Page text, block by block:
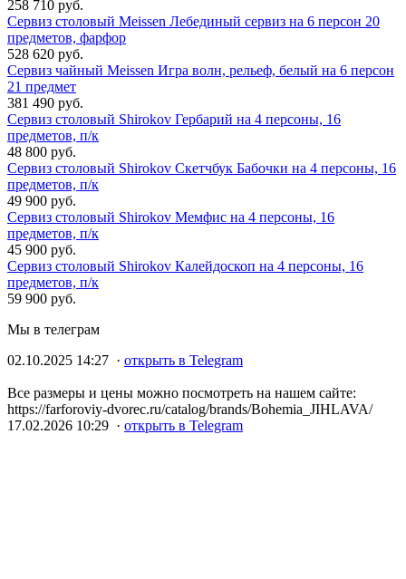
258 710 руб.
Сервиз столовый Meissen Лебединый сервиз на 6 персон 20
предметов, фарфор
528 620 руб.
Сервиз чайный Meissen Игра волн, рельеф, белый на 6 персон
21 предмет
381 490 руб.
Сервиз столовый Shirokov Гербарий на 4 персоны, 16
предметов, п/к
48 800 руб.
Сервиз столовый Shirokov Скетчбук Бабочки на 4 персоны, 16
предметов, п/к
49 900 руб.
Сервиз столовый Shirokov Мемфис на 4 персоны, 16
предметов, п/к
45 900 руб.
Сервиз столовый Shirokov Калейдоскоп на 4 персоны, 16
предметов, п/к
59 900 руб.
Мы в телеграм
02.10.2025 14:27 · открыть в Telegram
Все размеры и цены можно посмотреть на нашем сайте:
https://farforoviy-dvorec.ru/catalog/brands/Bohemia_JIHLAVA/
17.02.2026 10:29 · открыть в Telegram